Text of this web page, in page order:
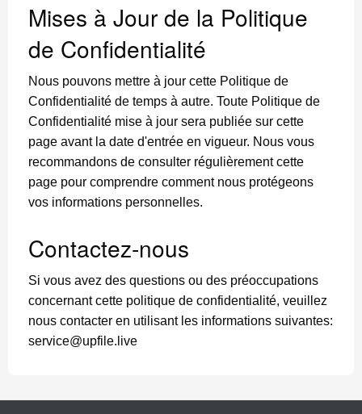
Mises à Jour de la Politique
de Confidentialité
Nous pouvons mettre à jour cette Politique de
Confidentialité de temps à autre. Toute Politique de
Confidentialité mise à jour sera publiée sur cette
page avant la date d'entrée en vigueur. Nous vous
recommandons de consulter régulièrement cette
page pour comprendre comment nous protégeons
vos informations personnelles.
Contactez-nous
Si vous avez des questions ou des préoccupations
concernant cette politique de confidentialité, veuillez
nous contacter en utilisant les informations suivantes:
service@upfile.live